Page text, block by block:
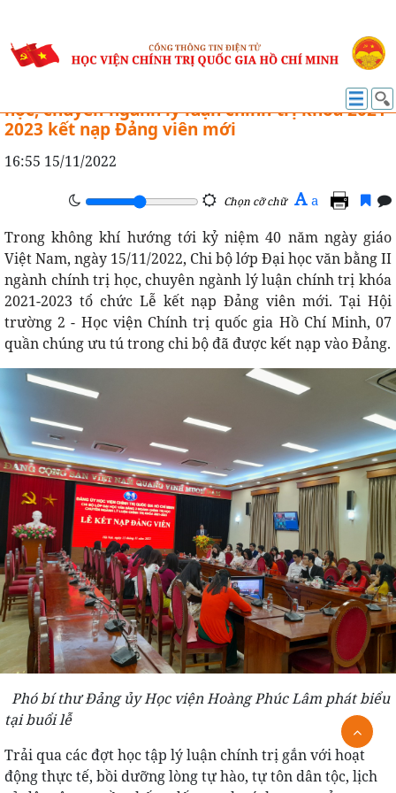
CÔNG TÁC ĐẢNG
Chi bộ lớp Đại học văn bằng II ngành chính trị
học, chuyên ngành lý luận chính trị khóa 2021-
2023 kết nạp Đảng viên mới
16:55 15/11/2022
Chọn cỡ chữ A a
Trong không khí hướng tới kỷ niệm 40 năm ngày giáo
Việt Nam, ngày 15/11/2022, Chi bộ lớp Đại học văn bằng II
ngành chính trị học, chuyên ngành lý luận chính trị khóa
2021-2023 tổ chức Lễ kết nạp Đảng viên mới. Tại Hội
trường 2 - Học viện Chính trị quốc gia Hồ Chí Minh, 07
quần chúng ưu tú trong chi bộ đã được kết nạp vào Đảng.
Phó bí thư Đảng ủy Học viện Hoàng Phúc Lâm phát biểu
tại buổi lễ
Trải qua các đợt học tập lý luận chính trị gắn với hoạt
động thực tế, bồi dưỡng lòng tự hào, tự tôn dân tộc, lịch